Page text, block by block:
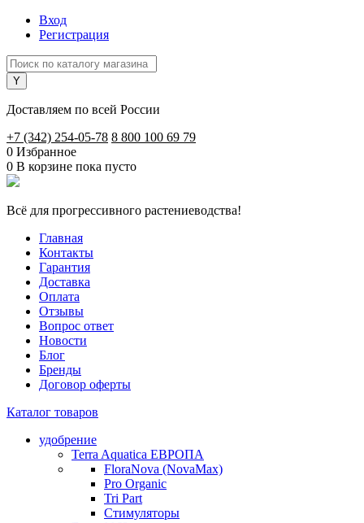
Вход
Регистрация
Доставляем по всей России
+7 (342) 254-05-78 8 800 100 69 79
0 Избранное
0 В корзине пока пусто
Всё для прогрессивного растениеводства!
Главная
Контакты
Гарантия
Доставка
Оплата
Отзывы
Вопрос ответ
Новости
Блог
Бренды
Договор оферты
Каталог товаров
удобрение
Terra Aquatica ЕВРОПА
FloraNova (NovaMax)
Pro Organic
Tri Part
Стимуляторы